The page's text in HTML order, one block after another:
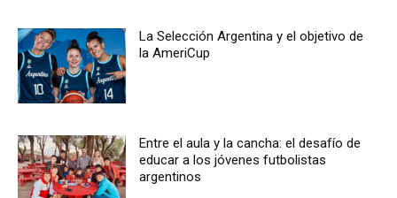
La Selección Argentina y el objetivo de
la AmeriCup
Entre el aula y la cancha: el desafío de
educar a los jóvenes futbolistas
argentinos